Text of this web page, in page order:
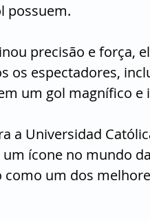
possuem.
precisão e força,
os espectadores,
um gol magnífico e
a Universidad
ícone no mundo
um dos